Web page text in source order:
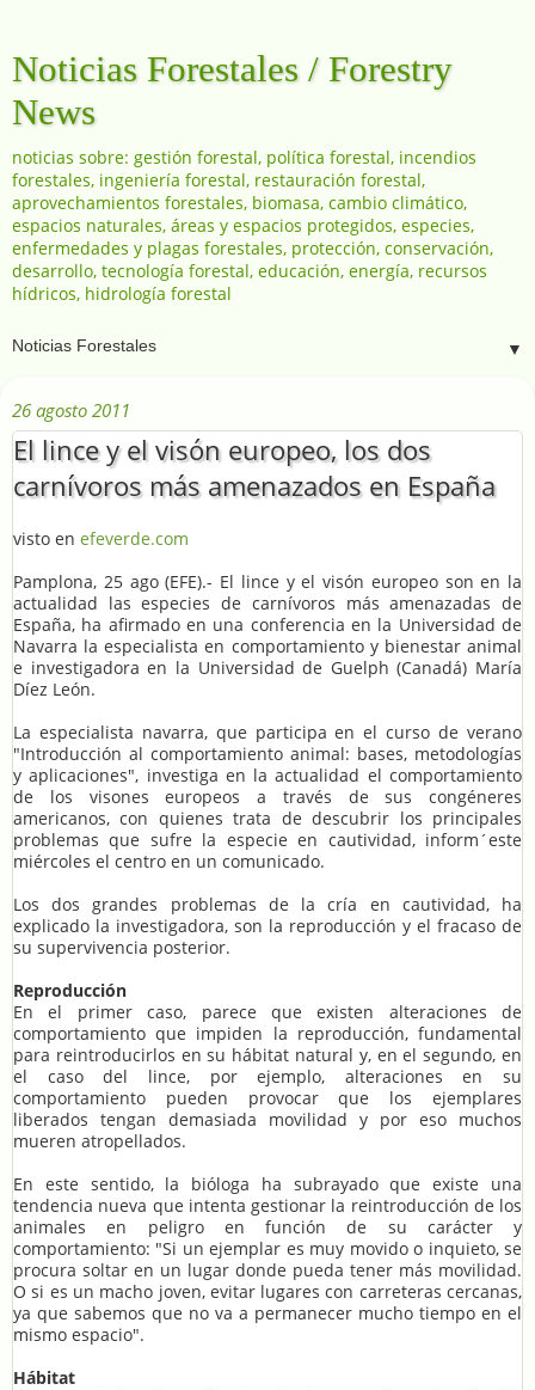
Noticias Forestales / Forestry
News
noticias sobre: gestión forestal, política forestal, incendios
forestales, ingeniería forestal, restauración forestal,
aprovechamientos forestales, biomasa, cambio climático,
espacios naturales, áreas y espacios protegidos, especies,
enfermedades y plagas forestales, protección, conservación,
desarrollo, tecnología forestal, educación, energía, recursos
hídricos, hidrología forestal
▼
26 agosto 2011
El lince y el visón europeo, los dos
carnívoros más amenazados en España
visto en efeverde.com
Pamplona, 25 ago (EFE).- El lince y el visón europeo son en la
actualidad las especies de carnívoros más amenazadas de
España, ha afirmado en una conferencia en la Universidad de
Navarra la especialista en comportamiento y bienestar animal
e investigadora en la Universidad de Guelph (Canadá) María
Díez León.
La especialista navarra, que participa en el curso de verano
"Introducción al comportamiento animal: bases, metodologías
y aplicaciones", investiga en la actualidad el comportamiento
de los visones europeos a través de sus congéneres
americanos, con quienes trata de descubrir los principales
problemas que sufre la especie en cautividad, inform´este
miércoles el centro en un comunicado.
Los dos grandes problemas de la cría en cautividad, ha
explicado la investigadora, son la reproducción y el fracaso de
su supervivencia posterior.
Reproducción
En el primer caso, parece que existen alteraciones de
comportamiento que impiden la reproducción, fundamental
para reintroducirlos en su hábitat natural y, en el segundo, en
el caso del lince, por ejemplo, alteraciones en su
comportamiento pueden provocar que los ejemplares
liberados tengan demasiada movilidad y por eso muchos
mueren atropellados.
En este sentido, la bióloga ha subrayado que existe una
tendencia nueva que intenta gestionar la reintroducción de los
animales en peligro en función de su carácter y
comportamiento: "Si un ejemplar es muy movido o inquieto, se
procura soltar en un lugar donde pueda tener más movilidad.
O si es un macho joven, evitar lugares con carreteras cercanas,
ya que sabemos que no va a permanecer mucho tiempo en el
mismo espacio".
Hábitat